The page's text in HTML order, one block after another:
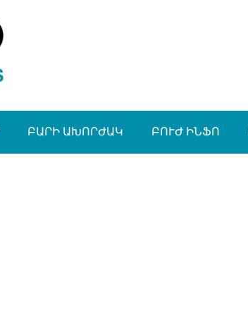
ԲԱՐԻ ԱԽՈՐԺԱԿ ԲՈՒԺ ԻՆՖՈ